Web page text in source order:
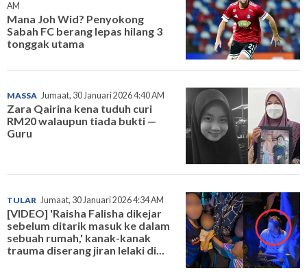
AM
Mana Joh Wid? Penyokong
Sabah FC berang lepas hilang 3
tonggak utama
MASSA Jumaat, 30 Januari 2026 4:40 AM
Zara Qairina kena tuduh curi
RM20 walaupun tiada bukti —
Guru
TULAR Jumaat, 30 Januari 2026 4:34 AM
[VIDEO] 'Raisha Falisha dikejar
sebelum ditarik masuk ke dalam
sebuah rumah,' kanak-kanak
trauma diserang jiran lelaki di...